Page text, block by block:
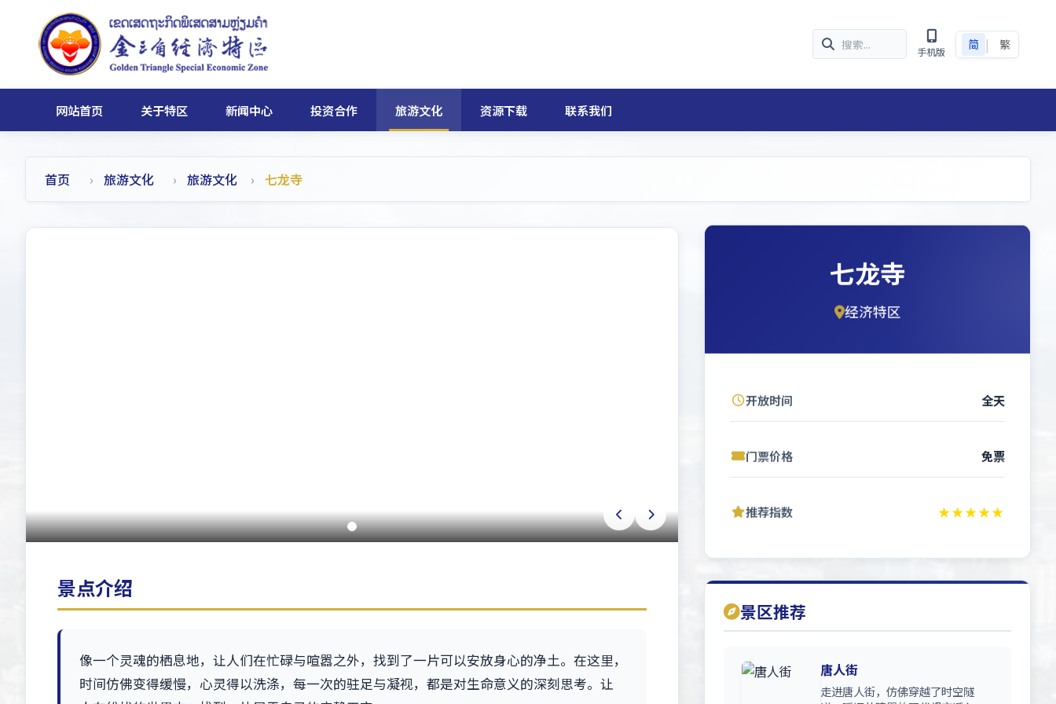
手机版
简 | 繁
网站首页 关于特区 新闻中心 投资合作 旅游文化 资源下载 联系我们
首页 旅游文化 旅游文化 七龙寺
景点介绍
像一个灵魂的栖息地，让人们在忙碌与喧嚣之外，找到了一片可以安放身心的净土。在这里，
时间仿佛变得缓慢，心灵得以洗涤，每一次的驻足与凝视，都是对生命意义的深刻思考。让
七龙寺
经济特区
开放时间 全天
门票价格 免票
推荐指数 ★★★★★
景区推荐
唐人街
走进唐人街，仿佛穿越了时空隧